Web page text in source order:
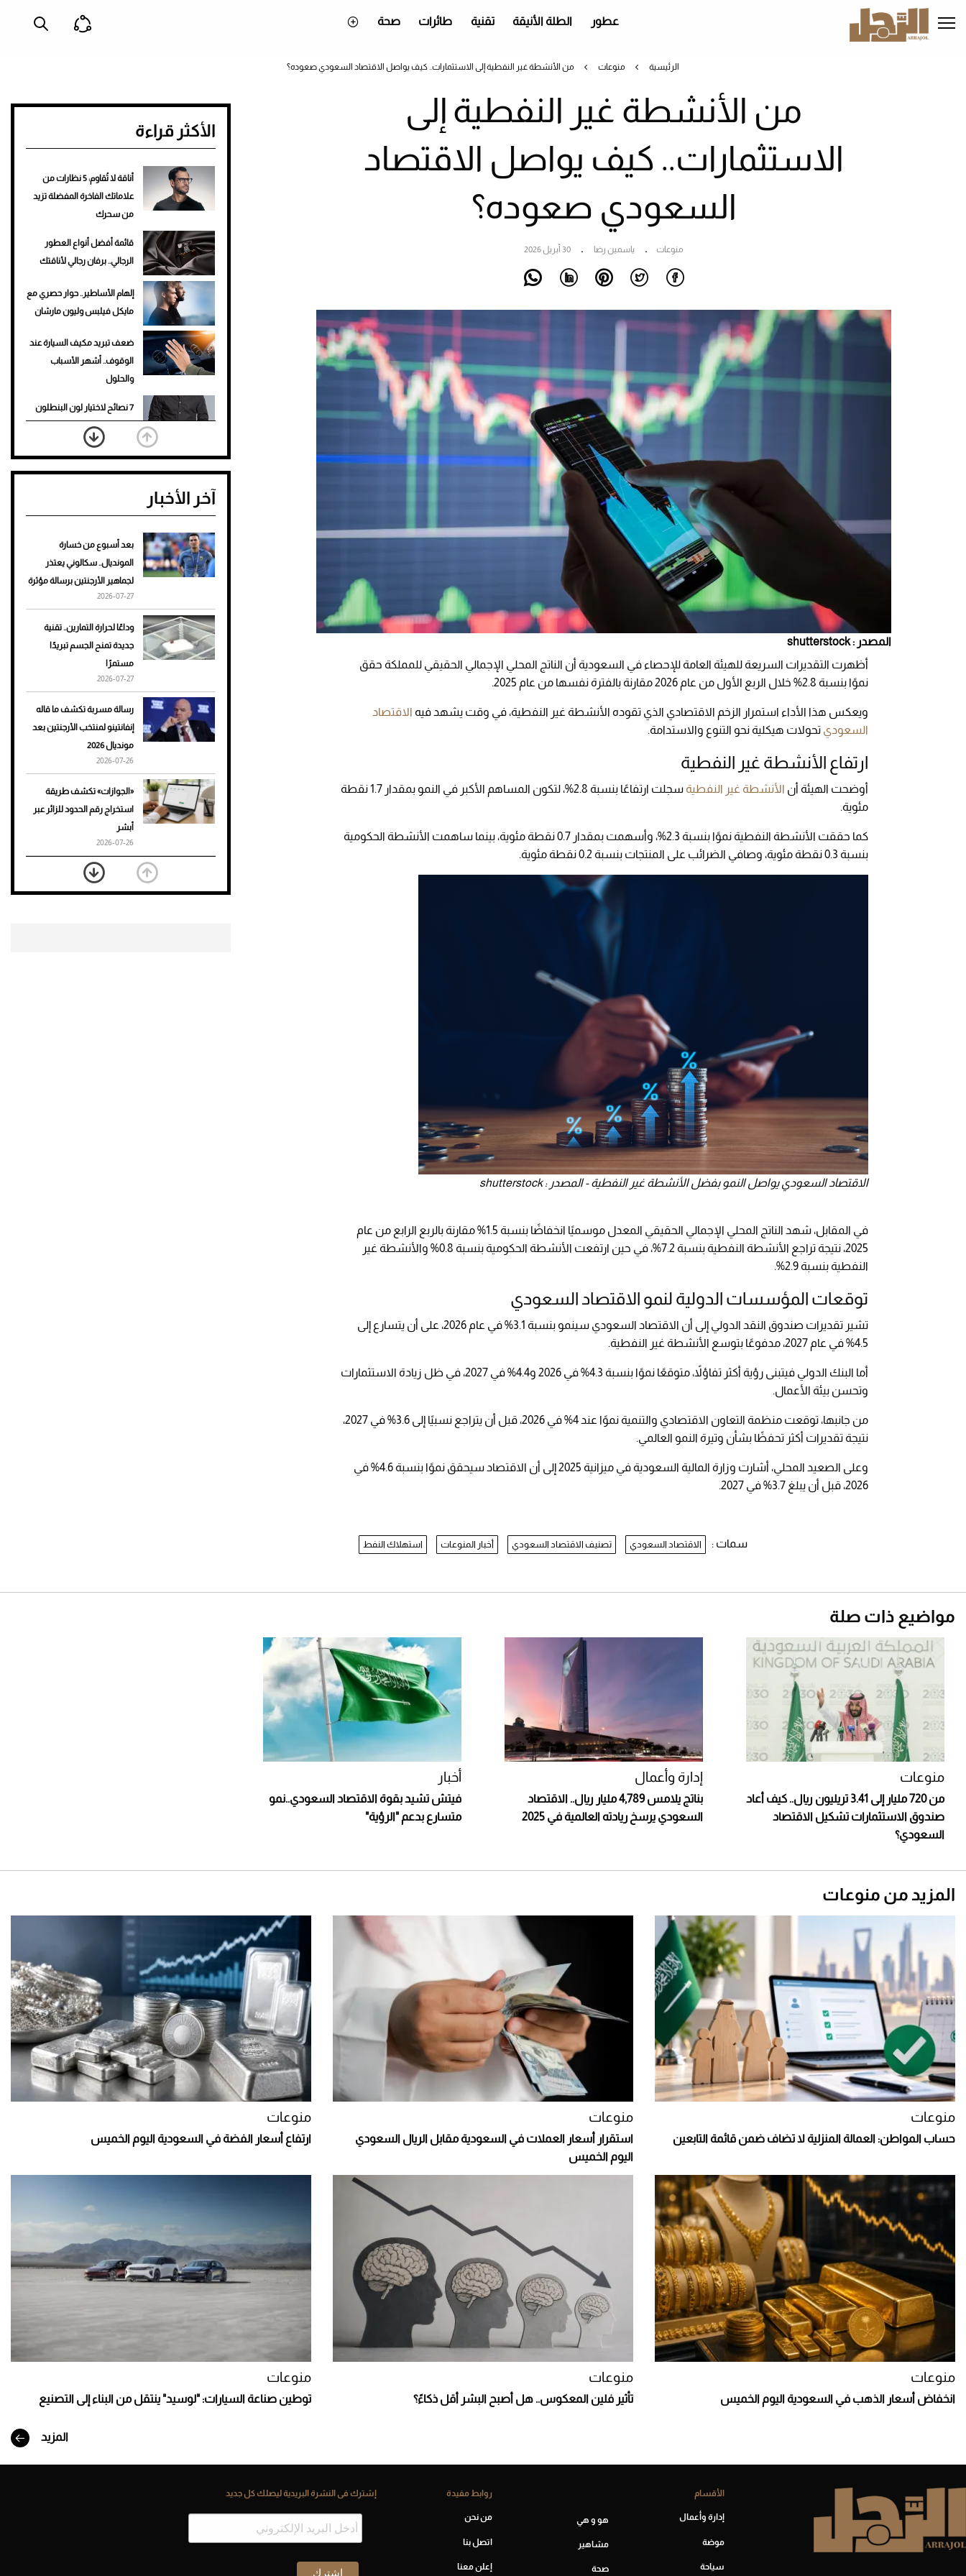
إلى
المحتوى
عطور الطلة الأنيقة تقنية طائرات صحة
الرئيسية منوعات من الأنشطة غير النفطية إلى الاستثمارات.. كيف يواصل الاقتصاد السعودي صعوده؟
من الأنشطة غير النفطية إلى
الاستثمارات.. كيف يواصل الاقتصاد
السعودي صعوده؟
منوعات ياسمين رضا 30 أبريل 2026
المصدر : shutterstock
أظهرت التقديرات السريعة للهيئة العامة للإحصاء في السعودية أن الناتج المحلي الإجمالي الحقيقي للمملكة حقق
نموًا بنسبة 2.8% خلال الربع الأول من عام 2026 مقارنة بالفترة نفسها من عام 2025.
ويعكس هذا الأداء استمرار الزخم الاقتصادي الذي تقوده الأنشطة غير النفطية، في وقت يشهد فيه الاقتصاد
السعودي تحولات هيكلية نحو التنوع والاستدامة.
ارتفاع الأنشطة غير النفطية
أوضحت الهيئة أن الأنشطة غير النفطية
سجلت ارتفاعًا بنسبة 2.8%، لتكون المساهم الأكبر في النمو بمقدار 1.7 نقطة
مئوية.
كما حققت الأنشطة النفطية نموًا بنسبة 2.3%، وأسهمت بمقدار 0.7 نقطة مئوية، بينما ساهمت الأنشطة الحكومية
بنسبة 0.3 نقطة مئوية، وصافي الضرائب على المنتجات بنسبة 0.2 نقطة مئوية.
الاقتصاد السعودي يواصل النمو بفضل الأنشطة غير النفطية - المصدر : shutterstock
في المقابل، شهد الناتج المحلي الإجمالي الحقيقي المعدل موسميًا انخفاضًا بنسبة 1.5% مقارنة بالربع الرابع من عام
2025، نتيجة تراجع الأنشطة النفطية بنسبة 7.2%، في حين ارتفعت الأنشطة الحكومية بنسبة 0.8% والأنشطة غير
النفطية بنسبة 2.9%.
توقعات المؤسسات الدولية لنمو الاقتصاد السعودي
تشير تقديرات صندوق النقد الدولي إلى أن الاقتصاد السعودي سينمو بنسبة 3.1% في عام 2026، على أن يتسارع إلى
4.5% في عام 2027، مدفوعًا بتوسع الأنشطة غير النفطية.
أما البنك الدولي فيتبنى رؤية أكثر تفاؤلاً، متوقعًا نموًا بنسبة 4.3% في 2026 و4.4% في 2027، في ظل زيادة الاستثمارات
وتحسن بيئة الأعمال.
من جانبها، توقعت منظمة التعاون الاقتصادي والتنمية نموًا عند 4% في 2026، قبل أن يتراجع نسبيًا إلى 3.6% في 2027،
نتيجة تقديرات أكثر تحفظًا بشأن وتيرة النمو العالمي.
وعلى الصعيد المحلي، أشارت وزارة المالية السعودية في ميزانية 2025 إلى أن الاقتصاد سيحقق نموًا بنسبة 4.6% في
2026، قبل أن يبلغ 3.7% في 2027.
الأكثر قراءة
أناقة لا تُقاوم: 5 نظارات من
علاماتك الفاخرة المفضلة تزيد
من سحرك
قائمة أفضل أنواع العطور
الرجالي.. برفان رجالي لأناقتك
إلهام الأساطير.. حوار حصري مع
مايكل فيلبس وليون مارشان
ضعف تبريد مكيف السيارة عند
الوقوف.. أشهر الأسباب
والحلول
7 نصائح لاختيار لون البنطلون
المناسب للقميص الأسود
نرى المستقبل من خلال
تصميماتنا.. كيف حجزت 1886
تمنحك فخامة استثنائية
هوى الأبطال
أفضل تدريج للشعر الطويل
لإطلالة جريئة وعصرية
للرجال
آخر الأخبار
بعد أسبوع من خسارة
المونديال.. سكالوني يعتذر
لجماهير الأرجنتين برسالة مؤثرة
2026-07-27
وداعًا لحرارة التمارين.. تقنية
جديدة تمنح الجسم تبريدًا
مستمرًا
2026-07-27
رسالة مسربة تكشف ما قاله
إنفانتينو لمنتخب الأرجنتين بعد
مونديال 2026
2026-07-26
«الجوازات» تكشف طريقة
استخراج رقم الحدود للزائر عبر
أبشر
2026-07-26
بعد 7 أشهر من تعرضه لحادث
مروع.. جوشوا يفوز على برينغا
سمات : الاقتصاد السعودي تصنيف الاقتصاد السعودي أخبار المنوعات استهلاك النفط
مواضيع ذات صلة
منوعات
من 720 مليار إلى 3.41 تريليون ريال.. كيف أعاد
صندوق الاستثمارات تشكيل الاقتصاد
السعودي؟
إدارة وأعمال
بناتج يلامس 4,789 مليار ريال.. الاقتصاد
السعودي يرسخ ريادته العالمية في 2025
أخبار
فيتش تشيد بقوة الاقتصاد السعودي..نمو
متسارع بدعم "الرؤية"
المزيد من منوعات
منوعات
حساب المواطن: العمالة المنزلية لا تضاف ضمن قائمة التابعين
منوعات
استقرار أسعار العملات في السعودية مقابل الريال السعودي
اليوم الخميس
منوعات
ارتفاع أسعار الفضة في السعودية اليوم الخميس
منوعات
انخفاض أسعار الذهب في السعودية اليوم الخميس
منوعات
تأثير فلين المعكوس.. هل أصبح البشر أقل ذكاءً؟
منوعات
توطين صناعة السيارات: "لوسيد" ينتقل من البناء إلى التصنيع
المزيد
الأقسام
إدارة وأعمال
موضة
سياحة
هو و هي
مشاهير
صحة
روابط مفيدة
من نحن
اتصل بنا
إعلن معنا
إشترك فى النشرة البريدية ليصلك كل جديد